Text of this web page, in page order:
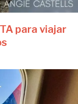
para viajar